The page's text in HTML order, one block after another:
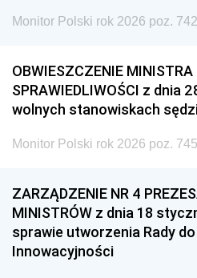
Monitor Polski rok 2026 poz. 742
OBWIESZCZENIE MINISTRA
SPRAWIEDLIWOŚCI z dnia
wolnych stanowiskach
Monitor Polski rok 2026 poz. 745
ZARZĄDZENIE NR 4
MINISTRÓW z dnia 18
sprawie utworzenia Rady
Innowacyjności